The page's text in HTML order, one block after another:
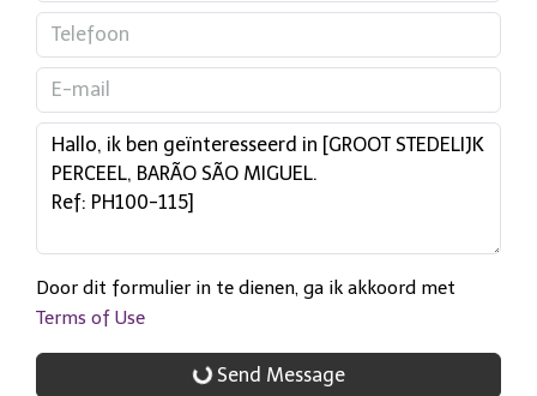
Door dit formulier in te dienen, ga ik akkoord met
Terms of Use
Send Message